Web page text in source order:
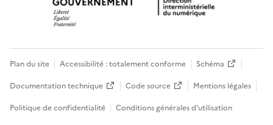
Plan du site Accessibilité : totalement conforme
Schéma
Documentation technique
Code source
Mentions légales
Politique de confidentialité
Conditions générales d’utilisation